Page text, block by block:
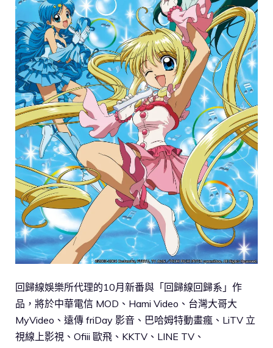
回歸線娛樂所代理的10月新番與「回歸線回歸系」作
品，將於中華電信 MOD、Hami Video、台灣大哥大
MyVideo、遠傳 friDay 影音、巴哈姆特動畫瘋、LiTV 立
視線上影視、Ofiii 歐飛、KKTV、LINE TV、